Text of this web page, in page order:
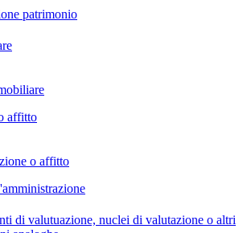
patrimonio
affitto
o affitto
di valutuazione, nuclei di valutazione o altri